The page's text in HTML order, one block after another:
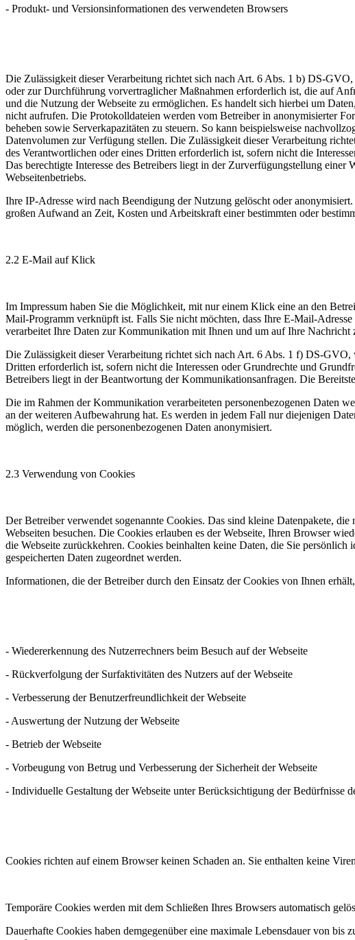
- Produkt- und Versionsinformationen des verwendeten Browsers
Die Zulässigkeit dieser Verarbeitung richtet sich nach Art. 6 Abs. 1 b) DS-
oder zur Durchführung vorvertraglicher Maßnahmen erforderlich ist, die auf
und die Nutzung der Webseite zu ermöglichen. Es handelt sich hierbei um
nicht aufrufen. Die Protokolldateien werden vom Betreiber in anonymisierter
beheben sowie Serverkapazitäten zu steuern. So kann beispielsweise
Datenvolumen zur Verfügung stellen. Die Zulässigkeit dieser Verarbeitung
des Verantwortlichen oder eines Dritten erforderlich ist, sofern nicht die
Das berechtigte Interesse des Betreibers liegt in der Zurverfügungstellung
Webseitenbetriebs.
Ihre IP-Adresse wird nach Beendigung der Nutzung gelöscht oder
großen Aufwand an Zeit, Kosten und Arbeitskraft einer bestimmten oder
2.2 E-Mail auf Klick
Im Impressum haben Sie die Möglichkeit, mit nur einem Klick eine an den
Mail-Programm verknüpft ist. Falls Sie nicht möchten, dass Ihre E-Mail-
verarbeitet Ihre Daten zur Kommunikation mit Ihnen und um auf Ihre Nachricht
Die Zulässigkeit dieser Verarbeitung richtet sich nach Art. 6 Abs. 1 f) DS-
Dritten erforderlich ist, sofern nicht die Interessen oder Grundrechte und
Betreibers liegt in der Beantwortung der Kommunikationsanfragen. Die
Die im Rahmen der Kommunikation verarbeiteten personenbezogenen Daten
an der weiteren Aufbewahrung hat. Es werden in jedem Fall nur diejenigen
möglich, werden die personenbezogenen Daten anonymisiert.
2.3 Verwendung von Cookies
Der Betreiber verwendet sogenannte Cookies. Das sind kleine Datenpakete,
Webseiten besuchen. Die Cookies erlauben es der Webseite, Ihren Browser
die Webseite zurückkehren. Cookies beinhalten keine Daten, die Sie
gespeicherten Daten zugeordnet werden.
Informationen, die der Betreiber durch den Einsatz der Cookies von Ihnen
- Wiedererkennung des Nutzerrechners beim Besuch auf der Webseite
- Rückverfolgung der Surfaktivitäten des Nutzers auf der Webseite
- Verbesserung der Benutzerfreundlichkeit der Webseite
- Auswertung der Nutzung der Webseite
- Betrieb der Webseite
- Vorbeugung von Betrug und Verbesserung der Sicherheit der Webseite
- Individuelle Gestaltung der Webseite unter Berücksichtigung der Bedürfnisse
Cookies richten auf einem Browser keinen Schaden an. Sie enthalten keine
Temporäre Cookies werden mit dem Schließen Ihres Browsers automatisch
Dauerhafte Cookies haben demgegenüber eine maximale Lebensdauer von